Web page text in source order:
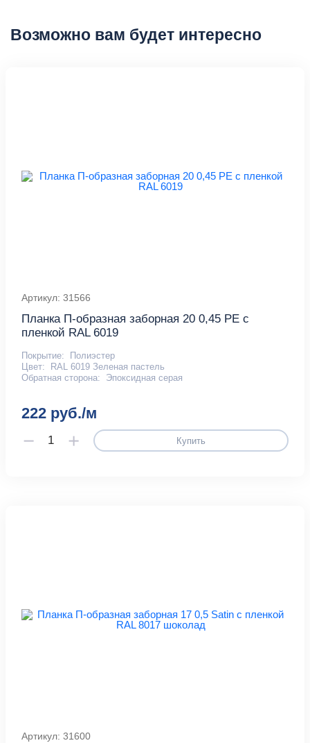
Возможно вам будет интересно
Артикул: 31566
Планка П-образная заборная 20 0,45 PE с
пленкой RAL 6019
Покрытие:
Полиэстер
Цвет:
RAL 6019 Зеленая пастель
Обратная сторона:
Эпоксидная серая
222 руб./м
Купить
Артикул: 31600